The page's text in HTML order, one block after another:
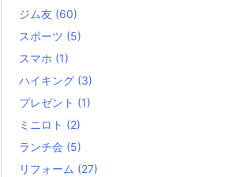
ジム友 (60)
スポーツ (5)
スマホ (1)
ハイキング (3)
プレゼント (1)
ミニロト (2)
ランチ会 (5)
リフォーム (27)